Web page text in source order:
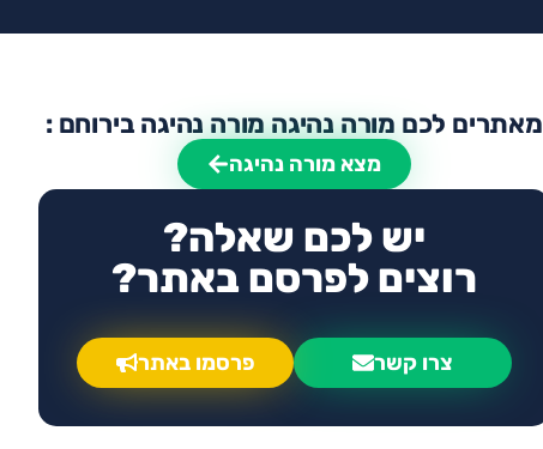
מאתרים לכם מורה נהיגה מורה נהיגה בירוחם :
מצא מורה נהיגה
יש לכם שאלה?
רוצים לפרסם באתר?
צרו קשר פרסמו באתר